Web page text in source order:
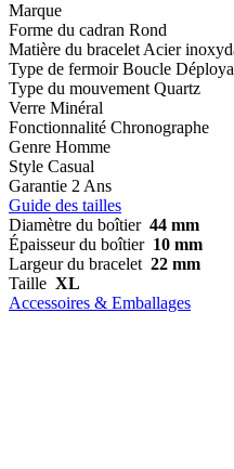
Marque
Forme du cadran Rond
Matière du bracelet Acier
Type de fermoir Boucle
Type du mouvement Quartz
Verre Minéral
Fonctionnalité Chronographe
Genre Homme
Style Casual
Garantie 2 Ans
Guide des tailles
Diamètre du boîtier 44 mm
Épaisseur du boîtier 10 mm
Largeur du bracelet 22 mm
Taille XL
Accessoires & Emballages